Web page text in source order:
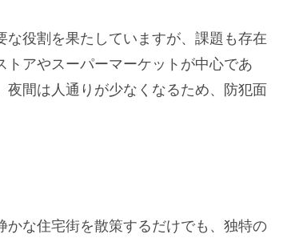
役割を果たしていますが、課題も存在
トアやスーパーマーケットが中心であ
夜間は人通りが少なくなるため、防犯面
な住宅街を散策するだけでも、独特の